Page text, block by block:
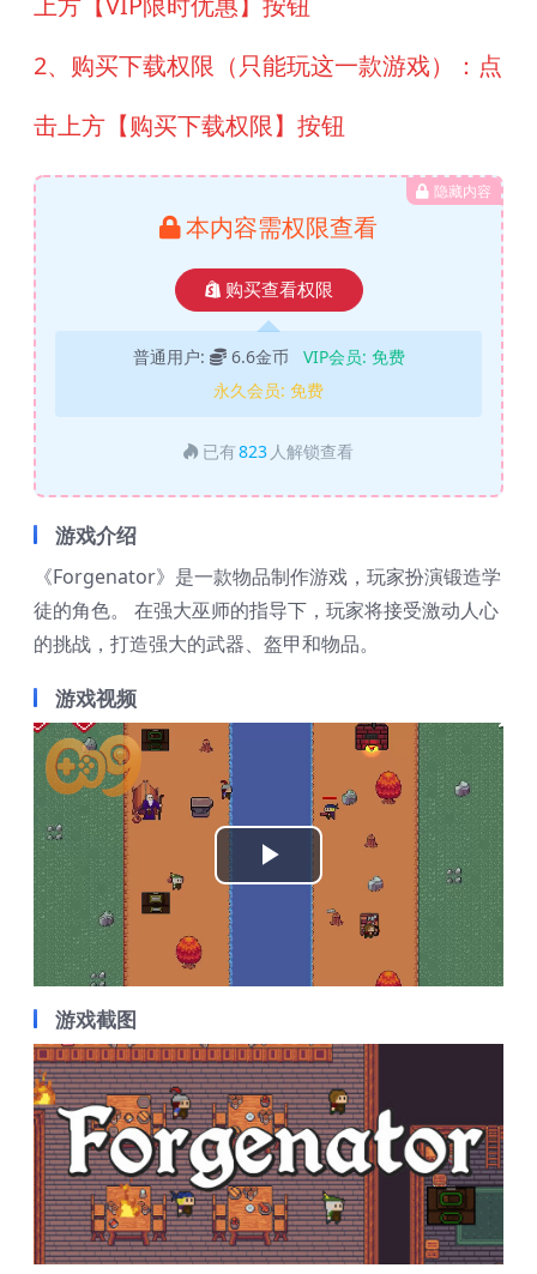
2、购买下载权限（只能玩这一款游戏）：点
击上方【购买下载权限】按钮
隐藏内容
本内容需权限查看
购买查看权限
普通用户: 6.6金币 VIP会员: 免费
永久会员: 免费
已有823 人解锁查看
游戏介绍
《Forgenator》是一款物品制作游戏，玩家扮演锻造学
徒的角色。 在强大巫师的指导下，玩家将接受激动人心
的挑战，打造强大的武器、盔甲和物品。
游戏视频
Play
Video
游戏截图